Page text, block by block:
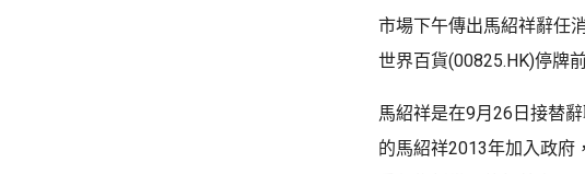
市場下午傳出馬紹祥辭任
世界百貨(00825.HK)停牌
馬紹祥是在9月26日接替
的馬紹祥2013年加入政府